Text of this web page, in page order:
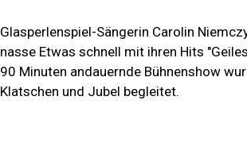
Glasperlenspiel-Sängerin Carolin
nasse Etwas schnell mit ihren Hits
90 Minuten andauernde Bühnenshow
Klatschen und Jubel begleitet.